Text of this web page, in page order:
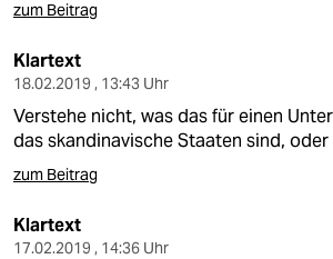
zum Beitrag
Klartext
18.02.2019 , 13:43 Uhr
Verstehe nicht, was das für einen
das skandinavische Staaten sind,
zum Beitrag
Klartext
17.02.2019 , 14:36 Uhr